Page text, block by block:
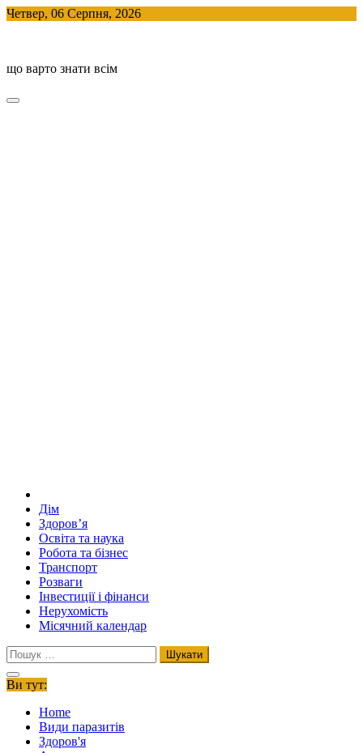
Skip
Четвер, 06 Серпня, 2026
що варто знати всім
Дім
Здоров’я
Освіта та наука
Робота та бізнес
Транспорт
Розваги
Інвестиції і фінанси
Нерухомість
Місячний календар
Пошук:
Ви тут:
Home
Види паразитів
Здоров'я